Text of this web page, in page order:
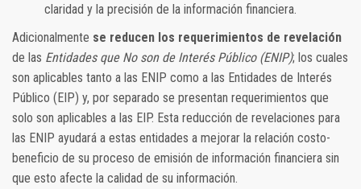
claridad y la precisión de la información financiera.
Adicionalmente se reducen los requerimientos de revelación
de las Entidades que No son de Interés Público (ENIP); los cuales
son aplicables tanto a las ENIP como a las Entidades de Interés
Público (EIP) y, por separado se presentan requerimientos que
solo son aplicables a las EIP. Esta reducción de revelaciones para
las ENIP ayudará a estas entidades a mejorar la relación costo-
beneficio de su proceso de emisión de información financiera sin
que esto afecte la calidad de su información.